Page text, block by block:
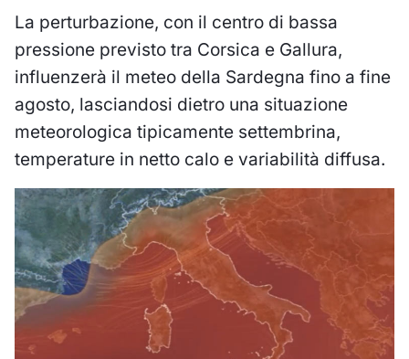
La perturbazione, con il centro di bassa
pressione previsto tra Corsica e Gallura,
influenzerà il meteo della Sardegna fino a fine
agosto, lasciandosi dietro una situazione
meteorologica tipicamente settembrina,
temperature in netto calo e variabilità diffusa.